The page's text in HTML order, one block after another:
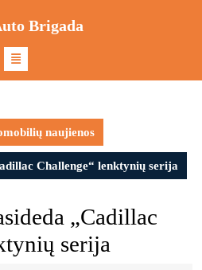
Brigada
naujienos
Challenge“ lenktynių serija
„Cadillac
serija